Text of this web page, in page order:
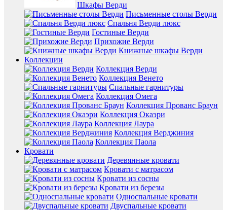
Шкафы Верди
Письменные столы Верди
Спальня Верди люкс
Гостиные Верди
Прихожие Верди
Книжные шкафы Верди
Коллекции
Коллекция Верди
Коллекция Венето
Спальные гарнитуры
Коллекция Омега
Коллекция Прованс Браун
Коллекция Окаэри
Коллекция Лаура
Коллекция Верджиния
Коллекция Паола
Кровати
Деревянные кровати
Кровати с матрасом
Кровати из сосны
Кровати из березы
Односпальные кровати
Двуспальные кровати